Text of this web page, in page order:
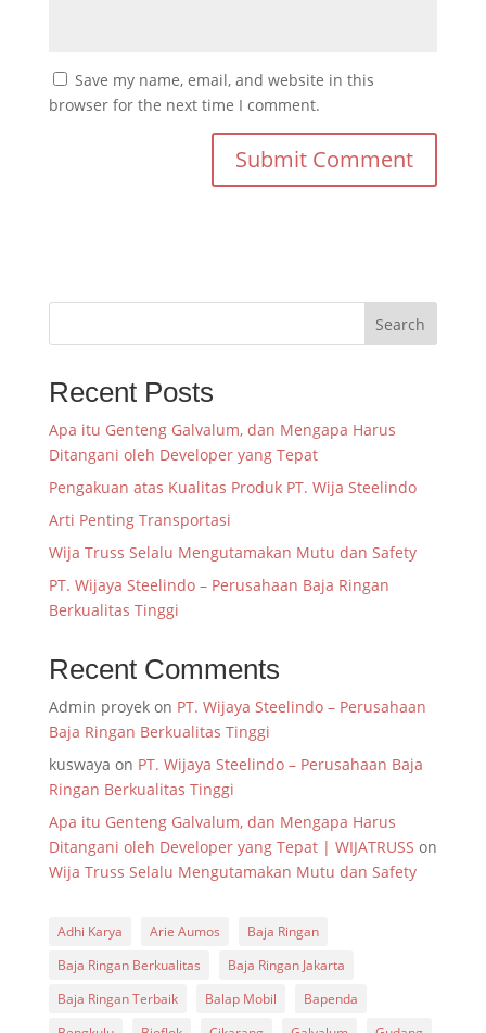
Save my name, email, and website in this
browser for the next time I comment.
Search
Recent Posts
Apa itu Genteng Galvalum, dan Mengapa Harus
Ditangani oleh Developer yang Tepat
Pengakuan atas Kualitas Produk PT. Wija Steelindo
Arti Penting Transportasi
Wija Truss Selalu Mengutamakan Mutu dan Safety
PT. Wijaya Steelindo – Perusahaan Baja Ringan
Berkualitas Tinggi
Recent Comments
Admin proyekon PT. Wijaya Steelindo – Perusahaan
Baja Ringan Berkualitas Tinggi
kuswaya on PT. Wijaya Steelindo – Perusahaan Baja
Ringan Berkualitas Tinggi
Apa itu Genteng Galvalum, dan Mengapa Harus
Ditangani oleh Developer yang Tepat | WIJATRUSS on
Wija Truss Selalu Mengutamakan Mutu dan Safety
Adhi Karya Arie Aumos
Baja Ringan
Baja Ringan Berkualitas
Baja Ringan Jakarta
Baja Ringan Terbaik
Balap Mobil
Bapenda